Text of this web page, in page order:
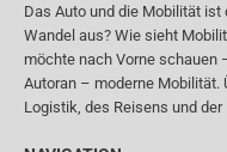
Das Auto und die Mobilität ist
Wandel aus? Wie sieht
möchte nach Vorne schauen
Autoran – moderne Mobilität.
Logistik, des Reisens und